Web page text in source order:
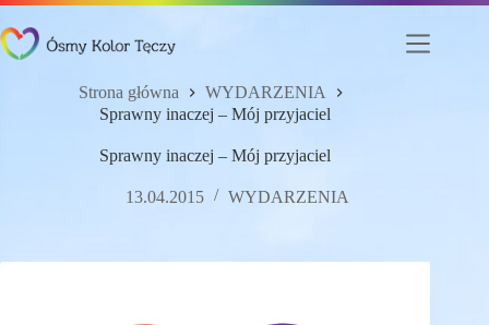
do
treści
Strona główna
WYDARZENIA
Sprawny inaczej – Mój przyjaciel
Sprawny inaczej – Mój przyjaciel
13.04.2015 WYDARZENIA